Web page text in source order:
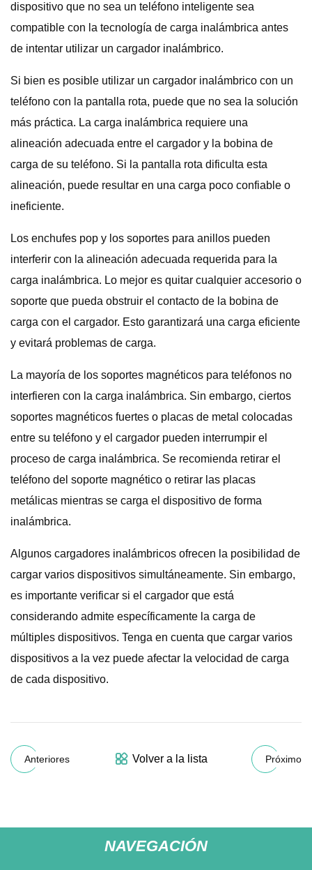
dispositivo que no sea un teléfono inteligente sea
compatible con la tecnología de carga inalámbrica antes
de intentar utilizar un cargador inalámbrico.
Si bien es posible utilizar un cargador inalámbrico con un
teléfono con la pantalla rota, puede que no sea la solución
más práctica. La carga inalámbrica requiere una
alineación adecuada entre el cargador y la bobina de
carga de su teléfono. Si la pantalla rota dificulta esta
alineación, puede resultar en una carga poco confiable o
ineficiente.
Los enchufes pop y los soportes para anillos pueden
interferir con la alineación adecuada requerida para la
carga inalámbrica. Lo mejor es quitar cualquier accesorio o
soporte que pueda obstruir el contacto de la bobina de
carga con el cargador. Esto garantizará una carga eficiente
y evitará problemas de carga.
La mayoría de los soportes magnéticos para teléfonos no
interfieren con la carga inalámbrica. Sin embargo, ciertos
soportes magnéticos fuertes o placas de metal colocadas
entre su teléfono y el cargador pueden interrumpir el
proceso de carga inalámbrica. Se recomienda retirar el
teléfono del soporte magnético o retirar las placas
metálicas mientras se carga el dispositivo de forma
inalámbrica.
Algunos cargadores inalámbricos ofrecen la posibilidad de
cargar varios dispositivos simultáneamente. Sin embargo,
es importante verificar si el cargador que está
considerando admite específicamente la carga de
múltiples dispositivos. Tenga en cuenta que cargar varios
dispositivos a la vez puede afectar la velocidad de carga
de cada dispositivo.
Anteriores Volver a la lista Próximo
NAVEGACIÓN